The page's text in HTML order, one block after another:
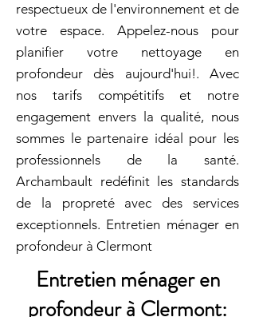
respectueux de l'environnement et de
votre espace. Appelez-nous pour
planifier votre nettoyage en
profondeur dès aujourd'hui!. Avec
nos tarifs compétitifs et notre
engagement envers la qualité, nous
sommes le partenaire idéal pour les
professionnels de la santé.
Archambault redéfinit les standards
de la propreté avec des services
exceptionnels. Entretien ménager en
profondeur à Clermont
Entretien ménager en
profondeur à Clermont: